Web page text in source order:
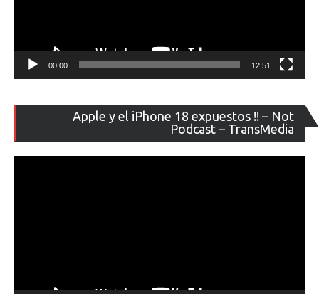
00:00 12:51
Apple y el iPhone 18 expuestos !! – Not
Podcast – TransMedia
de